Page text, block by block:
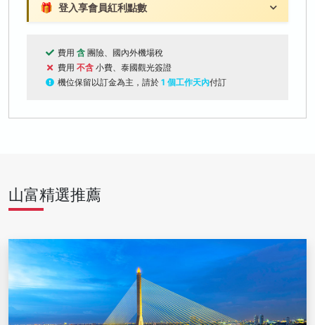
🎁 登入享會員紅利點數
費用 含 團險、國內外機場稅
費用 不含 小費、泰國觀光簽證
機位保留以訂金為主，請於 1 個工作天內付訂
山富精選推薦